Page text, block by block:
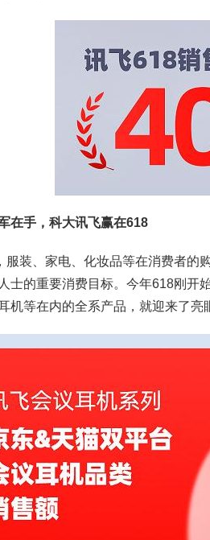
在手，科大讯飞赢在618
、家电、化妆品等在消费者的
士的重要消费目标。今年618刚开
机等在内的全系产品，就迎来了亮